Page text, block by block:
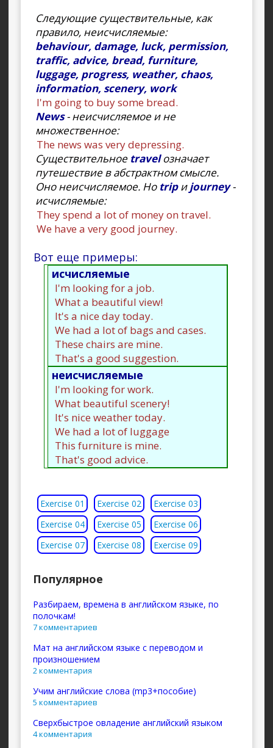
Следующие существительные, как
правило, неисчисляемые:
behaviour, damage, luck, permission,
traffic, advice, bread, furniture,
luggage, progress, weather, chaos,
information, scenery, work
I'm going to buy some bread.
News- неисчисляемое и не
множественное:
The news was very depressing.
Существительное travelозначает
путешествие в абстрактном смысле.
Оно неисчисляемое. Но tripиjourney-
исчисляемые:
They spend a lot of money on travel.
We have a very good journey.
Вот еще примеры:
исчисляемые
I'm looking for a job.
What a beautiful view!
It's a nice day today.
We had a lot of bags and cases.
These chairs are mine.
That's a good suggestion.
неисчисляемые
I'm looking for work.
What beautiful scenery!
It's nice weather today.
We had a lot of luggage
This furniture is mine.
That's good advice.
Exercise 01 Exercise 02
Exercise 03
Exercise 04
Exercise 05
Exercise 06
Exercise 07
Exercise 08 Exercise 09
Популярное
Разбираем, времена в английском языке, по
полочкам!
7 комментариев
Мат на английском языке с переводом и
произношением
2 комментария
Учим английские слова (mp3+пособие)
5 комментариев
Сверхбыстрое овладение английский языком
4 комментария